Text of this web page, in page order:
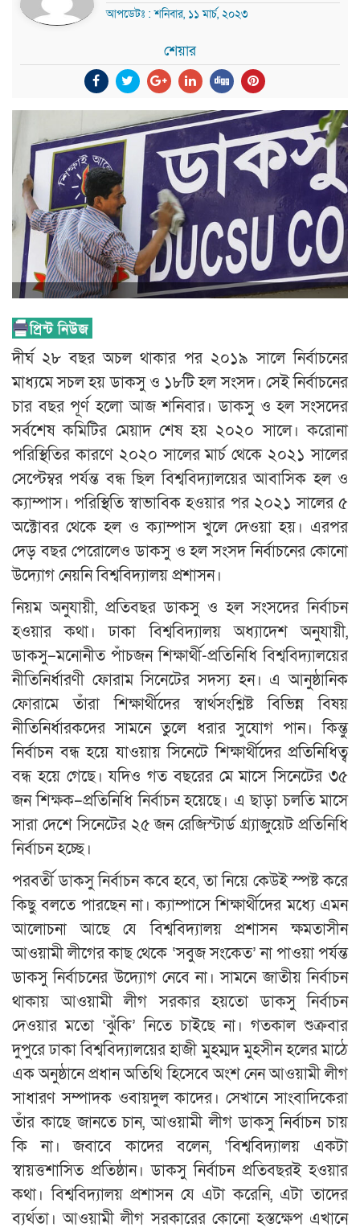
আপডেটঃ : শনিবার, ১১ মার্চ, ২০২৩
শেয়ার
দীর্ঘ ২৮ বছর অচল থাকার পর ২০১৯ সালে নির্বাচনের
মাধ্যমে সচল হয় ডাকসু ও ১৮টি হল সংসদ। সেই নির্বাচনের
চার বছর পূর্ণ হলো আজ শনিবার। ডাকসু ও হল সংসদের
সর্বশেষ কমিটির মেয়াদ শেষ হয় ২০২০ সালে। করোনা
পরিস্থিতির কারণে ২০২০ সালের মার্চ থেকে ২০২১ সালের
সেপ্টেম্বর পর্যন্ত বন্ধ ছিল বিশ্ববিদ্যালয়ের আবাসিক হল ও
ক্যাম্পাস। পরিস্থিতি স্বাভাবিক হওয়ার পর ২০২১ সালের ৫
অক্টোবর থেকে হল ও ক্যাম্পাস খুলে দেওয়া হয়। এরপর
দেড় বছর পেরোলেও ডাকসু ও হল সংসদ নির্বাচনের কোনো
উদ্যোগ নেয়নি বিশ্ববিদ্যালয় প্রশাসন।
নিয়ম অনুযায়ী, প্রতিবছর ডাকসু ও হল সংসদের নির্বাচন
হওয়ার কথা। ঢাকা বিশ্ববিদ্যালয় অধ্যাদেশ অনুযায়ী,
ডাকসু–মনোনীত পাঁচজন শিক্ষার্থী-প্রতিনিধি বিশ্ববিদ্যালয়ের
নীতিনির্ধারণী ফোরাম সিনেটের সদস্য হন। এ আনুষ্ঠানিক
ফোরামে তাঁরা শিক্ষার্থীদের স্বার্থসংশ্লিষ্ট বিভিন্ন বিষয়
নীতিনির্ধারকদের সামনে তুলে ধরার সুযোগ পান। কিন্তু
নির্বাচন বন্ধ হয়ে যাওয়ায় সিনেটে শিক্ষার্থীদের প্রতিনিধিত্ব
বন্ধ হয়ে গেছে। যদিও গত বছরের মে মাসে সিনেটের ৩৫
জন শিক্ষক–প্রতিনিধি নির্বাচন হয়েছে। এ ছাড়া চলতি মাসে
সারা দেশে সিনেটের ২৫ জন রেজিস্টার্ড গ্র্যাজুয়েট প্রতিনিধি
নির্বাচন হচ্ছে।
পরবর্তী ডাকসু নির্বাচন কবে হবে, তা নিয়ে কেউই স্পষ্ট করে
কিছু বলতে পারছেন না। ক্যাম্পাসে শিক্ষার্থীদের মধ্যে এমন
আলোচনা আছে যে বিশ্ববিদ্যালয় প্রশাসন ক্ষমতাসীন
আওয়ামী লীগের কাছ থেকে ‘সবুজ সংকেত’ না পাওয়া পর্যন্ত
ডাকসু নির্বাচনের উদ্যোগ নেবে না। সামনে জাতীয় নির্বাচন
থাকায় আওয়ামী লীগ সরকার হয়তো ডাকসু নির্বাচন
দেওয়ার মতো ‘ঝুঁকি’ নিতে চাইছে না। গতকাল শুক্রবার
দুপুরে ঢাকা বিশ্ববিদ্যালয়ের হাজী মুহম্মদ মুহসীন হলের মাঠে
এক অনুষ্ঠানে প্রধান অতিথি হিসেবে অংশ নেন আওয়ামী লীগ
সাধারণ সম্পাদক ওবায়দুল কাদের। সেখানে সাংবাদিকেরা
তাঁর কাছে জানতে চান, আওয়ামী লীগ ডাকসু নির্বাচন চায়
কি না। জবাবে কাদের বলেন, ‘বিশ্ববিদ্যালয় একটা
স্বায়ত্তশাসিত প্রতিষ্ঠান। ডাকসু নির্বাচন প্রতিবছরই হওয়ার
কথা। বিশ্ববিদ্যালয় প্রশাসন যে এটা করেনি, এটা তাদের
ব্যর্থতা। আওয়ামী লীগ সরকারের কোনো হস্তক্ষেপ এখানে